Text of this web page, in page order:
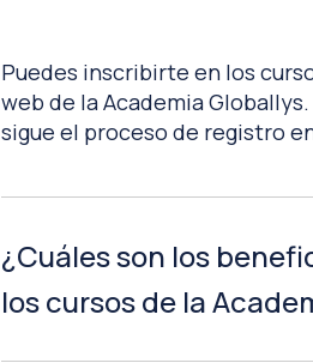
Puedes inscribirte en los
web de la Academia
sigue el proceso de registro
¿Cuáles son los
los cursos de la